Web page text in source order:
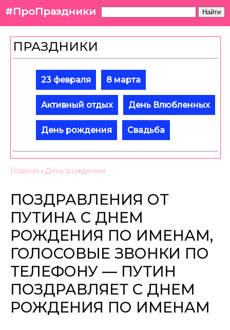
#ПроПраздники Найти
ПРАЗДНИКИ
23 февраля 8 марта
Активный отдых День Влюбленных
День рождения Свадьба
Главная › День рождения
ПОЗДРАВЛЕНИЯ ОТ
ПУТИНА С ДНЕМ
РОЖДЕНИЯ ПО ИМЕНАМ,
ГОЛОСОВЫЕ ЗВОНКИ ПО
ТЕЛЕФОНУ — ПУТИН
ПОЗДРАВЛЯЕТ С ДНЕМ
РОЖДЕНИЯ ПО ИМЕНАМ